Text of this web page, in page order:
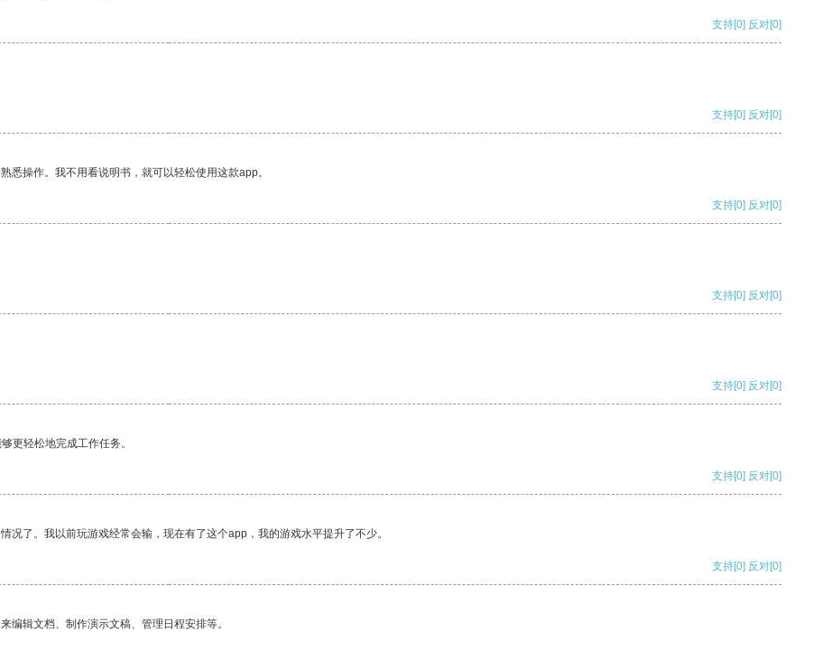
支持[0] 反对[0]
支持[0] 反对[0]
悉操作。我不用看说明书，就可以轻松使用这款app。
支持[0] 反对[0]
支持[0] 反对[0]
支持[0] 反对[0]
更轻松地完成工作任务。
支持[0] 反对[0]
了。我以前玩游戏经常会输，现在有了这个app，我的游戏水平提升了不少。
支持[0] 反对[0]
编辑文档、制作演示文稿、管理日程安排等。